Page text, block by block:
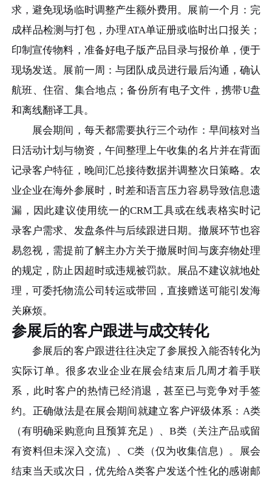
求，避免现场临时调整产生额外费用。展前一个月：完
成样品检测与打包，办理ATA单证册或临时出口报关；
印制宣传物料，准备好电子版产品目录与报价单，便于
现场发送。展前一周：与团队成员进行最后沟通，确认
航班、住宿、集合地点；备份所有电子文件，携带U盘
和离线翻译工具。
展会期间，每天都需要执行三个动作：早间核对当
日活动计划与物资，午间整理上午收集的名片并在背面
记录客户特征，晚间汇总接待数据并调整次日策略。农
业企业在海外参展时，时差和语言压力容易导致信息遗
漏，因此建议使用统一的CRM工具或在线表格实时记
录客户需求、发盘条件与后续跟进日期。撤展环节也容
易忽视，需提前了解主办方关于撤展时间与废弃物处理
的规定，防止因超时或违规被罚款。展品不建议就地处
理，可委托物流公司转运或带回，直接赠送可能引发海
关麻烦。
参展后的客户跟进与成交转化
参展后的客户跟进往往决定了参展投入能否转化为
实际订单。很多农业企业在展会结束后几周才着手联
系，此时客户的热情已经消退，甚至已与竞争对手签
约。正确做法是在展会期间就建立客户评级体系：A类
（有明确采购意向且预算充足）、B类（关注产品或留
有资料但未深入交流）、C类（仅为收集信息）。展会
结束当天或次日，优先给A类客户发送个性化的感谢邮